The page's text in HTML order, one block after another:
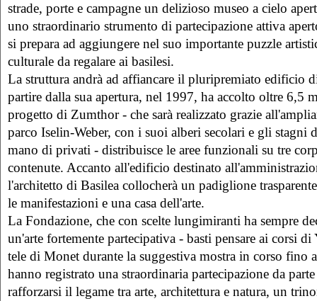
strade, porte e campagne un delizioso museo a cielo
uno straordinario strumento di partecipazione attiva
si prepara ad aggiungere nel suo importante puzzle
culturale da regalare ai basilesi.
La struttura andrà ad affiancare il pluripremiato edificio
partire dalla sua apertura, nel 1997, ha accolto oltre
progetto di Zumthor - che sarà realizzato grazie
parco Iselin-Weber, con i suoi alberi secolari e gli stagni
mano di privati - distribuisce le aree funzionali su tre
contenute. Accanto all'edificio destinato
l'architetto di Basilea collocherà un padiglione
le manifestazioni e una casa dell'arte.
La Fondazione, che con scelte lungimiranti ha sempre
un'arte fortemente partecipativa - basti pensare ai corsi di
tele di Monet durante la suggestiva mostra in corso fino
hanno registrato una straordinaria partecipazione da
rafforzarsi il legame tra arte, architettura e natura, un